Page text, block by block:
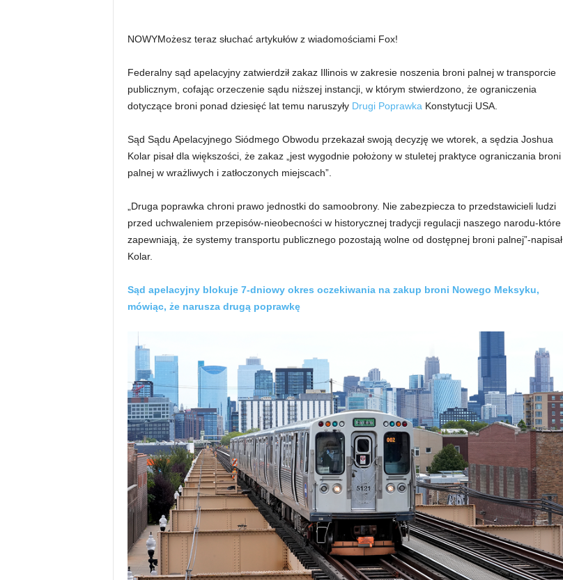
NOWYMożesz teraz słuchać artykułów z wiadomościami Fox!
Federalny sąd apelacyjny zatwierdził zakaz Illinois w zakresie noszenia broni palnej w transporcie
publicznym, cofając orzeczenie sądu niższej instancji, w którym stwierdzono, że ograniczenia
dotyczące broni ponad dziesięć lat temu naruszyły Drugi Poprawka Konstytucji USA.
Sąd Sądu Apelacyjnego Siódmego Obwodu przekazał swoją decyzję we wtorek, a sędzia Joshua
Kolar pisał dla większości, że zakaz „jest wygodnie położony w stuletej praktyce ograniczania broni
palnej w wrażliwych i zatłoczonych miejscach”.
„Druga poprawka chroni prawo jednostki do samoobrony. Nie zabezpiecza to przedstawicieli ludzi
przed uchwaleniem przepisów-nieobecności w historycznej tradycji regulacji naszego narodu-które
zapewniają, że systemy transportu publicznego pozostają wolne od dostępnej broni palnej”-napisał
Kolar.
Sąd apelacyjny blokuje 7-dniowy okres oczekiwania na zakup broni Nowego Meksyku,
mówiąc, że narusza drugą poprawkę